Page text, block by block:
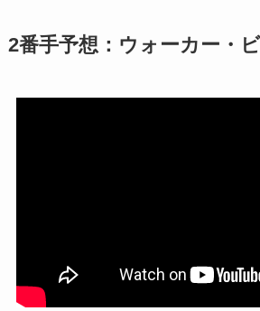
2番手予想：ウォーカー・